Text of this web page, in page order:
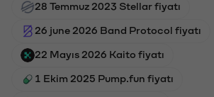
28 Temmuz 2023 Stellar fiyatı
26 june 2026 Band Protocol fiyatı
22 Mayıs 2026 Kaito fiyatı
1 Ekim 2025 Pump.fun fiyatı